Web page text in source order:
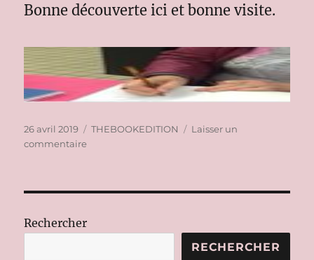
Bonne découverte ici et bonne visite.
Publié
le
26 avril 2019 Catégories
THEBOOKEDITION
Laisser un
commentairesur
Rechercher
RECHERCHER